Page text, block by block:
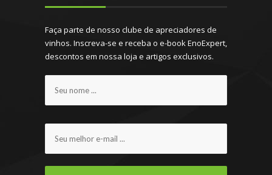
Faça parte de nosso clube de apreciadores de
vinhos. Inscreva-se e receba o e-book EnoExpert,
descontos em nossa loja e artigos exclusivos.